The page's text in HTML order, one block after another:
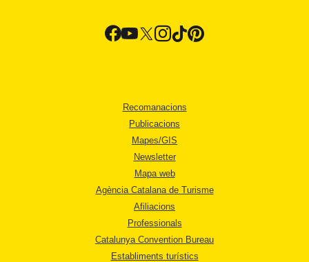
Recomanacions
Publicacions
Mapes/GIS
Newsletter
Mapa web
Agència Catalana de Turisme
Afiliacions
Professionals
Catalunya Convention Bureau
Establiments turístics